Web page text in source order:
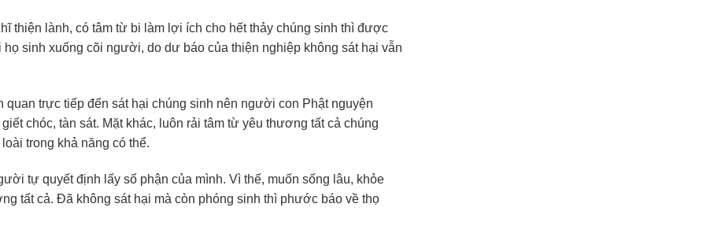
thiện lành, có tâm từ bi làm lợi ích cho hết thảy chúng sinh thì được
sinh xuống cõi người, do dư báo của thiện nghiệp không sát hại vẫn
trực tiếp đến sát hại chúng sinh nên người con Phật nguyện
chóc, tàn sát. Mặt khác, luôn rải tâm từ yêu thương tất cả chúng
trong khả năng có thể.
tự quyết định lấy số phận của mình. Vì thế, muốn sống lâu, khỏe
tất cả. Đã không sát hại mà còn phóng sinh thì phước báo về thọ